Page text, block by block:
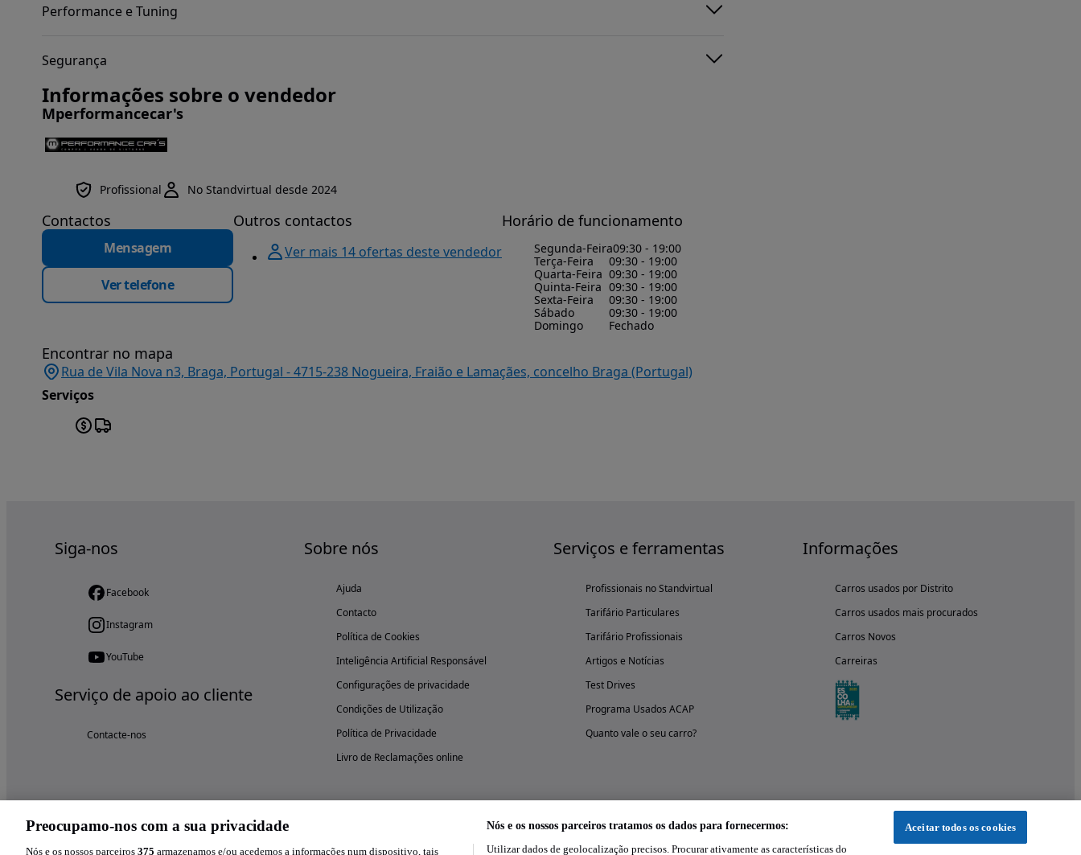
Performance e Tuning
Segurança
Informações sobre o vendedor
Mperformancecar's
Profissional No Standvirtual desde 2024
Contactos
Mensagem
Ver telefone
Outros contactos
Ver mais 14 ofertas deste vendedor
Horário de funcionamento
Segunda-Feira09:30 - 19:00
Terça-Feira
09:30 - 19:00
Quarta-Feira 09:30 - 19:00
Quinta-Feira 09:30 - 19:00
Sexta-Feira
09:30 - 19:00
Sábado
09:30 - 19:00
Domingo
Fechado
Encontrar no mapa
Rua de Vila Nova n3, Braga, Portugal - 4715-238 Nogueira, Fraião e Lamaçães, concelho Braga (Portugal)
Serviços
Siga-nos
Facebook
Instagram
YouTube
Serviço de apoio ao cliente
Contacte-nos
Sobre nós
Ajuda
Contacto
Política de Cookies
Inteligência Artificial Responsável
Configurações de privacidade
Condições de Utilização
Política de Privacidade
Livro de Reclamações online
Serviços e ferramentas
Profissionais no Standvirtual
Tarifário Particulares
Tarifário Profissionais
Artigos e Notícias
Test Drives
Programa Usados ACAP
Quanto vale o seu carro?
Informações
Carros usados por Distrito
Carros usados mais procurados
Carros Novos
Carreiras
Preocupamo-nos com a sua privacidade
Nós e os nossos parceiros 375 armazenamos e/ou acedemos a informações num dispositivo, tais
Nós e os nossos parceiros tratamos os dados para fornecermos:
Utilizar dados de geolocalização precisos. Procurar ativamente as características do
Aceitar todos os cookies